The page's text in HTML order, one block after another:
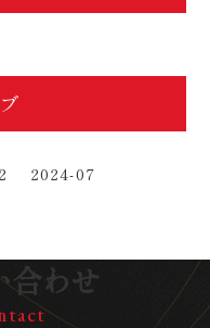
2024-07
合わせ